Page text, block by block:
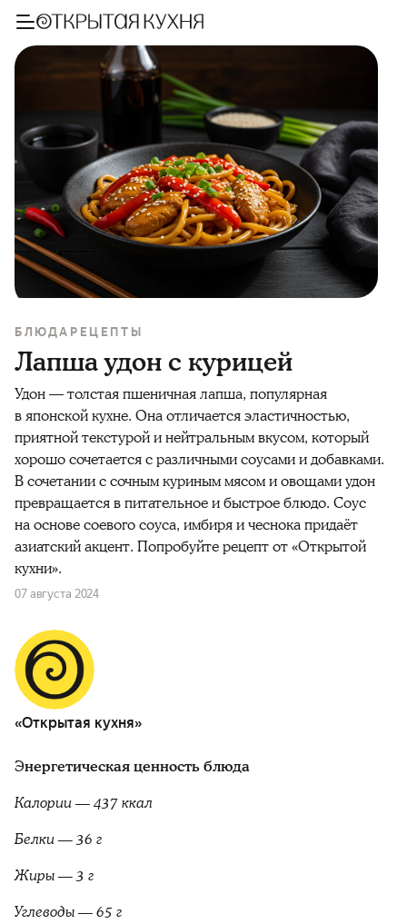
БЛЮДА РЕЦЕПТЫ
Лапша удон с курицей
Удон — толстая пшеничная лапша, популярная
в японской кухне. Она отличается эластичностью,
приятной текстурой и нейтральным вкусом, который
хорошо сочетается с различными соусами и добавками.
В сочетании с сочным куриным мясом и овощами удон
превращается в питательное и быстрое блюдо. Соус
на основе соевого соуса, имбиря и чеснока придаёт
азиатский акцент. Попробуйте рецепт от «Открытой
кухни».
07 августа 2024
«Открытая кухня»
Энергетическая ценность блюда
Калории — 437 ккал
Белки — 36 г
Жиры — 3 г
Углеводы — 65 г